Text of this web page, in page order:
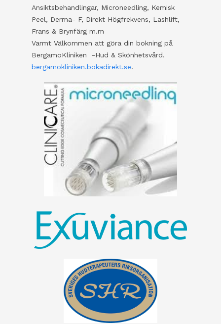
Ansiktsbehandlingar, Microneedling, Kemisk
Peel, Derma- F, Direkt Högfrekvens, Lashlift,
Frans & Brynfärg m.m
Varmt Välkommen att göra din bokning på
BergamoKliniken -Hud & Skönhetsvård.
bergamokliniken.bokadirekt.se.